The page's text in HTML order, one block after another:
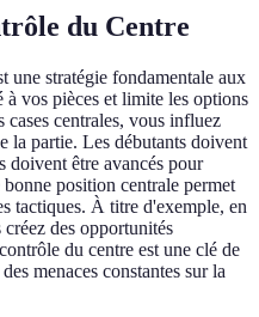
du Centre
une stratégie fondamentale aux
vos pièces et limite les options
cases centrales, vous influez
la partie. Les débutants doivent
doivent être avancés pour
position centrale permet
tactiques. À titre d'exemple, en
des opportunités
du centre est une clé de
menaces constantes sur la